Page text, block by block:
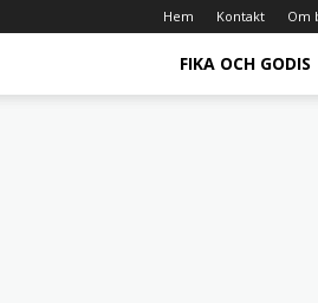
Hem Kontakt Om
FIKA OCH GODIS